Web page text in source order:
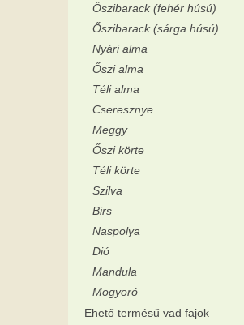
Őszibarack (fehér húsú)
Őszibarack (sárga húsú)
Nyári alma
Őszi alma
Téli alma
Cseresznye
Meggy
Őszi körte
Téli körte
Szilva
Birs
Naspolya
Dió
Mandula
Mogyoró
Ehető termésű vad fajok